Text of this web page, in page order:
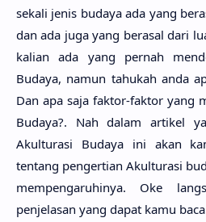
sekali jenis budaya ada yang
dan ada juga yang berasal dari
kalian ada yang pernah
Budaya, namun tahukah anda
Dan apa saja faktor-faktor yang
Budaya?. Nah dalam artikel
Akulturasi Budaya ini akan
tentang pengertian Akulturasi
mempengaruhinya. Oke
penjelasan yang dapat kamu